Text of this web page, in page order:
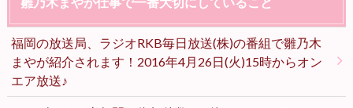
福岡の放送局、ラジオRKB毎日放送(株)の番組で雛乃木
まやが紹介されます！2016年4月26日(火)15時からオン
エア放送♪